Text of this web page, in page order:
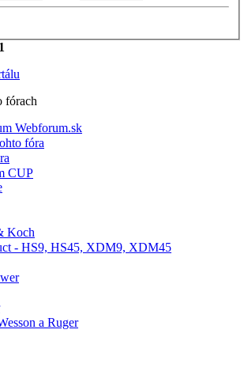
1
fórach
Webforum.sk
fóra
CUP
Koch
- HS9, HS45, XDM9, XDM45
a Ruger